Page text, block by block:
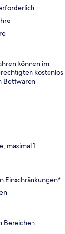
können im
kostenlos
Bettwaren
maximal 1
Einschränkungen*
Bereichen